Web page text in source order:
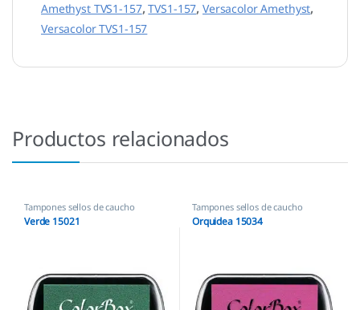
Amethyst TVS1-157,TVS1-157, Versacolor Amethyst,
Versacolor TVS1-157
Productos relacionados
Tampones sellos de caucho
Verde 15021
Tampones sellos de caucho
Orquidea 15034